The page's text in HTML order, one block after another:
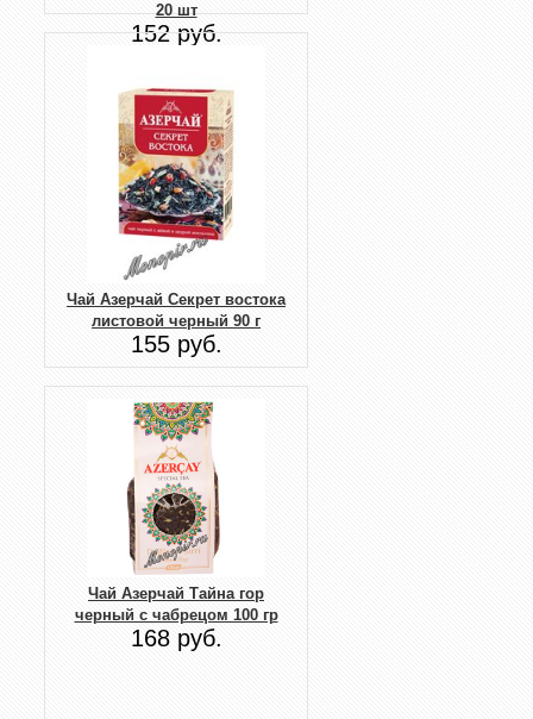
20 шт
152 руб.
Чай Азерчай Секрет востока
листовой черный 90 г
155 руб.
Чай Азерчай Тайна гор
черный с чабрецом 100 гр
168 руб.